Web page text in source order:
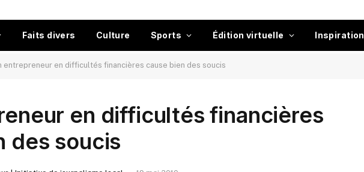
Faits divers Culture Sports Édition virtuelle Inspiration
entrepreneur en difficultés financières cause bien des soucis
en difficultés financières
des soucis